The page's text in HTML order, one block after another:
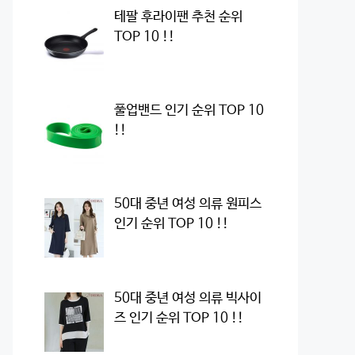
테팔 후라이팬 추천 순위
TOP 10 !!
풀업밴드 인기 순위 TOP 10
!!
50대 중년 여성 의류 원피스
인기 순위 TOP 10 !!
50대 중년 여성 의류 빅사이
즈 인기 순위 TOP 10 !!